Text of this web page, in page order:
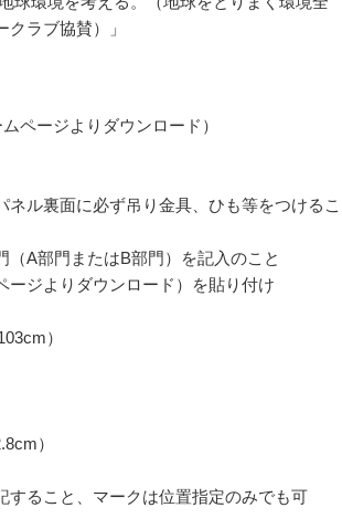
ラブ協賛）」
ページよりダウンロード）
ル裏面に必ず吊り金具、ひも等をつけるこ
A部門またはB部門）を記入のこと
ジよりダウンロード）を貼り付け
）
）
ること、マークは位置指定のみでも可